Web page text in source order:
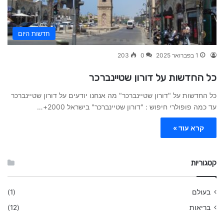
חדשות היום
1 בפברואר 2025 0
203
כל החדשות על דורון שטיינברכר
כל החדשות על "דורון שטיינברכר" מה אנחנו יודעים על דורון שטיינברכר
עד כמה פופולרי חיפוש : "דורון שטיינברכר" בישראל 2000+…
קרא עוד »
קטגוריות
בעולם
(1)
בריאות
(12)